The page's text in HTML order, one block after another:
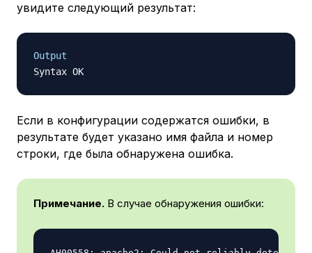
увидите следующий результат:
Output
Если в конфигурации содержатся ошибки, в
результате будет указано имя файла и номер
строки, где была обнаружена ошибка.
Примечание. В случае обнаружения ошибки: